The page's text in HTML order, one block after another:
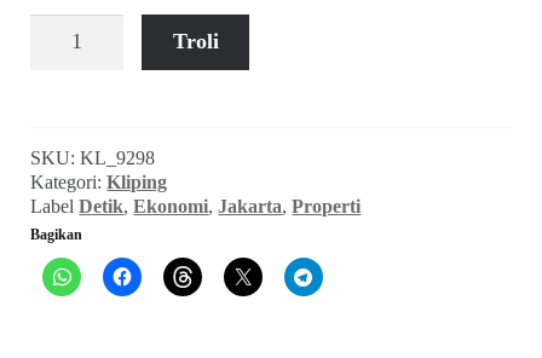
Bisnis
Langit
Babak
Troli
SKU:KL_9298
Kategori:Kliping
LabelDetik,Ekonomi,Jakarta,Properti
Bagikan